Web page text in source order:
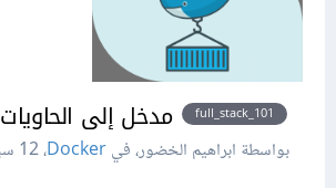
full_stack_101 مدخل إلى الحاويات
بواسطة ابراهيم الخضور، فيDocker،12 سبتمبر 2022